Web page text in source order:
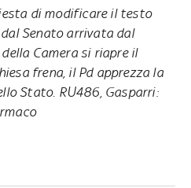
di modificare il testo
Senato arrivata dal
Camera si riapre il
frena, il Pd apprezza la
Stato. RU486, Gasparri: